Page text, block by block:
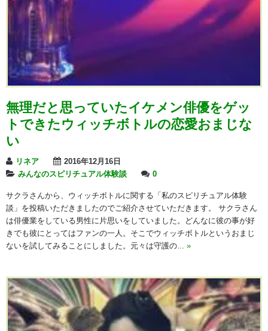
無理だと思っていたイケメン俳優をゲッ
トできたウィッチボトルの恋愛おまじな
い
リネア
2016年12月16日
みんなのスピリチュアル体験談
0
サクラさんから、ウィッチボトルに関する「私のスピリチュアル体験
談」を投稿いただきましたのでご紹介させていただきます。 サクラさん
は俳優業をしている男性に片思いをしていました。どんなに彼の事が好
きでも彼にとってはファンの一人。そこでウィッチボトルというおまじ
ないを試してみることにしました。元々は守護の... »